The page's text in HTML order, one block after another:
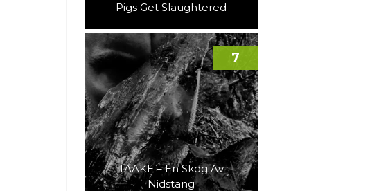
Pigs Get Slaughtered
TAAKE – En Skog Av
Nidstang
7